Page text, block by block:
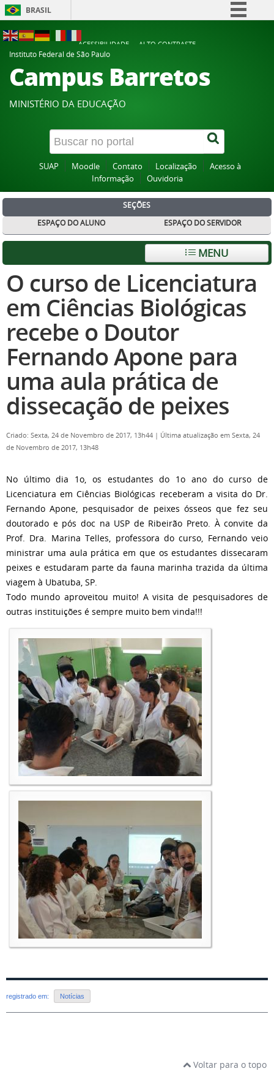
BRASIL
Participe
Acesso à informação
Canais
ACESSIBILIDADE
ALTO CONTRASTE
Instituto Federal de São Paulo
Campus Barretos
MINISTÉRIO DA EDUCAÇÃO
SUAP Moodle Contato Localização
Acesso à
Informação
Ouvidoria
SEÇÕES
ESPAÇO DO ALUNO
ESPAÇO DO SERVIDOR
MENU
O curso de Licenciatura
em Ciências Biológicas
recebe o Doutor
Fernando Apone para
uma aula prática de
dissecação de peixes
Criado: Sexta, 24 de Novembro de 2017, 13h44 | Última atualização em Sexta, 24
de Novembro de 2017, 13h48
No último dia 1o, os estudantes do 1o ano do curso de
Licenciatura em Ciências Biológicas receberam a visita do Dr.
Fernando Apone, pesquisador de peixes ósseos que fez seu
doutorado e pós doc na USP de Ribeirão Preto. À convite da
Prof. Dra. Marina Telles, professora do curso, Fernando veio
ministrar uma aula prática em que os estudantes dissecaram
peixes e estudaram parte da fauna marinha trazida da última
viagem à Ubatuba, SP.
Todo mundo aproveitou muito! A visita de pesquisadores de
outras instituições é sempre muito bem vinda!!!
registrado em: Notícias
Voltar para o topo